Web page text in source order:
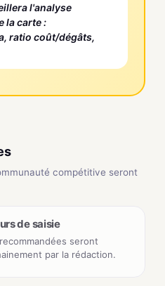
l'analyse
la carte :
ratio coût/dégâts,
compétitive seront
de saisie
seront
par la rédaction.